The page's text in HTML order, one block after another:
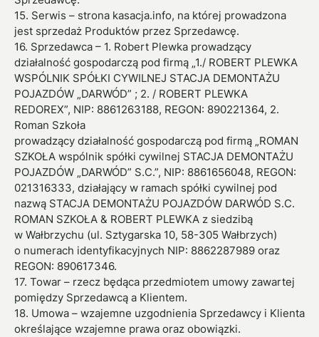
15. Serwis – strona kasacja.info, na której prowadzona
jest sprzedaż Produktów przez Sprzedawcę.
16. Sprzedawca – 1. Robert Plewka prowadzący
działalność gospodarczą pod firmą „1./ ROBERT PLEWKA
WSPÓLNIK SPÓŁKI CYWILNEJ STACJA DEMONTAŻU
POJAZDÓW „DARWÓD” ; 2. / ROBERT PLEWKA
REDOREX”, NIP: 8861263188, REGON: 890221364, 2.
Roman Szkoła
prowadzący działalność gospodarczą pod firmą „ROMAN
SZKOŁA wspólnik spółki cywilnej STACJA DEMONTAŻU
POJAZDÓW „DARWÓD” S.C.”, NIP: 8861656048, REGON:
021316333, działający w ramach spółki cywilnej pod
nazwą STACJA DEMONTAŻU POJAZDÓW DARWÓD S.C.
ROMAN SZKOŁA & ROBERT PLEWKA z siedzibą
w Wałbrzychu (ul. Sztygarska 10, 58-305 Wałbrzych)
o numerach identyfikacyjnych NIP: 8862287989 oraz
REGON: 890617346.
17. Towar – rzecz będąca przedmiotem umowy zawartej
pomiędzy Sprzedawcą a Klientem.
18. Umowa – wzajemne uzgodnienia Sprzedawcy i Klienta
określające wzajemne prawa oraz obowiązki.